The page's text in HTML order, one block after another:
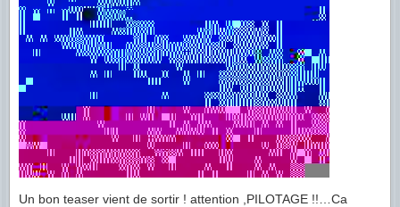
Un bon teaser vient de sortir ! attention ,PILOTAGE !!…Ca